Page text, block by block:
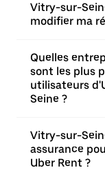
Vitry-sur-
modifier ma
Quelles
sont les plus
utilisateurs
Seine ?
Vitry-sur-
assurance
Uber Rent ?